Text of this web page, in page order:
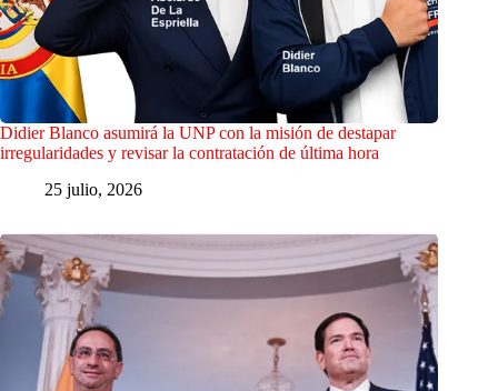
Didier Blanco asumirá la UNP con la misión de destapar
irregularidades y revisar la contratación de última hora
25 julio, 2026